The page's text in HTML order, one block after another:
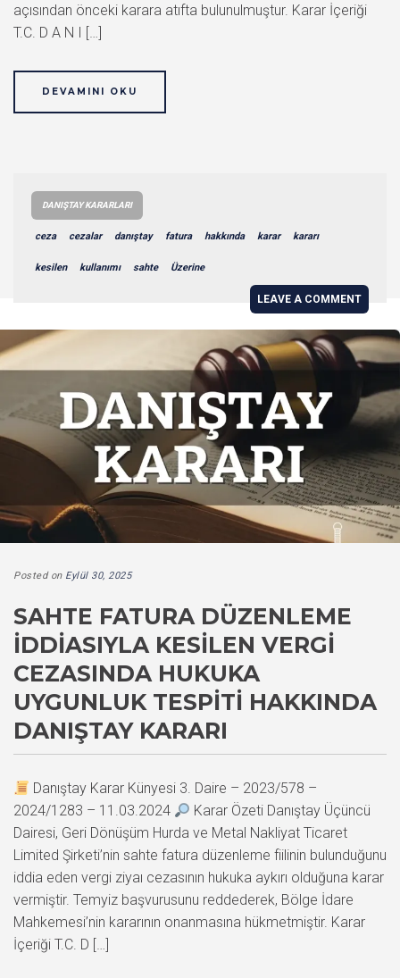
açısından önceki karara atıfta bulunulmuştur. Karar İçeriği
T.C. D A N I […]
DEVAMINI OKU
DANIŞTAY KARARLARI
ceza cezalar danıştay fatura hakkında karar kararı
kesilen kullanımı sahte Üzerine
LEAVE A COMMENT
Posted on Eylül 30, 2025
SAHTE FATURA DÜZENLEME
İDDIASIYLA KESILEN VERGI
CEZASINDA HUKUKA
UYGUNLUK TESPITI HAKKINDA
DANIŞTAY KARARI
Danıştay Karar Künyesi 3. Daire – 2023/578 –
2024/1283 – 11.03.2024
Karar Özeti Danıştay Üçüncü
Dairesi, Geri Dönüşüm Hurda ve Metal Nakliyat Ticaret
Limited Şirketi’nin sahte fatura düzenleme fiilinin bulunduğunu
iddia eden vergi ziyaı cezasının hukuka aykırı olduğuna karar
vermiştir. Temyiz başvurusunu reddederek, Bölge İdare
Mahkemesi’nin kararının onanmasına hükmetmiştir. Karar
İçeriği T.C. D […]